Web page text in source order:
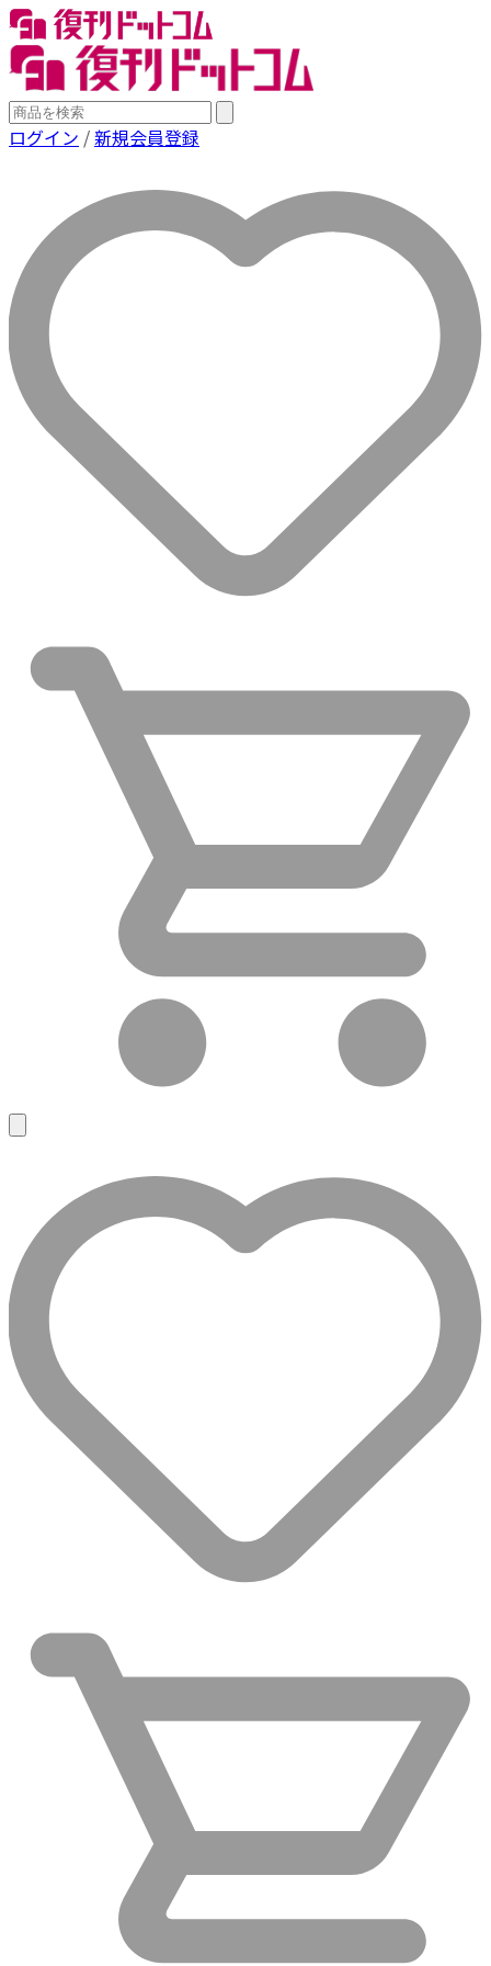
ログイン /新規会員登録